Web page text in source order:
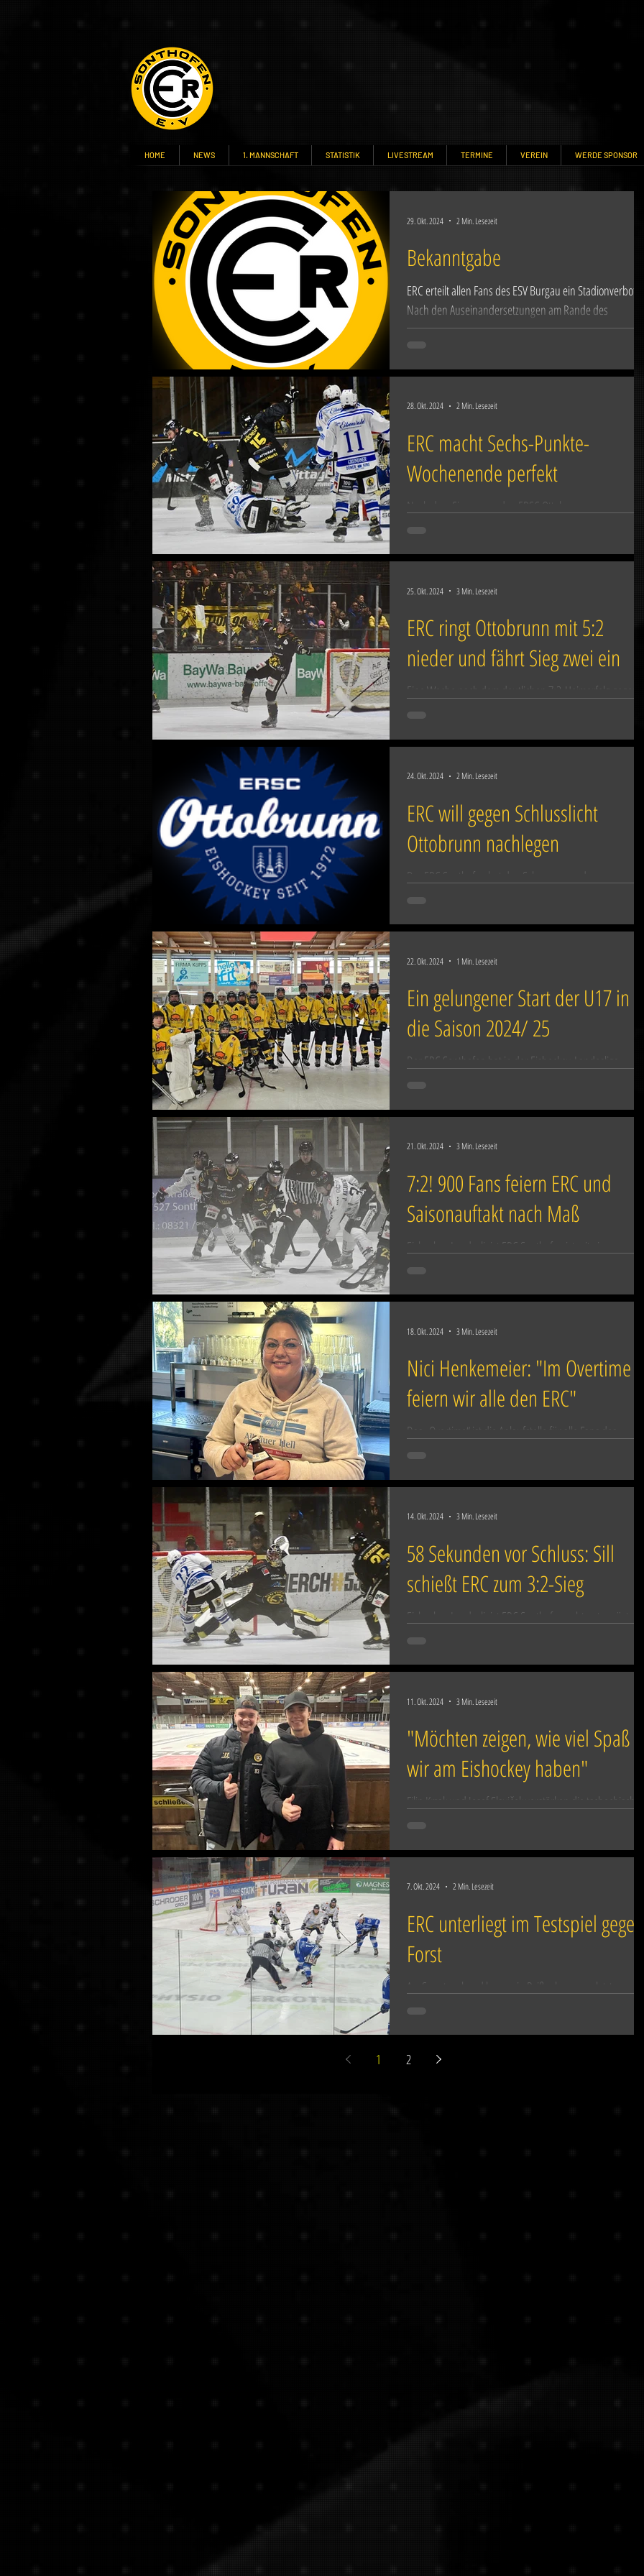
HOME NEWS 1. MANNSCHAFT STATISTIK LIVESTREAM TERMINE VEREIN WERDE SPONSOR
Bekanntgabe
ERC erteilt allen Fans des ESV Burgau ein Stadionverbot
Nach den Auseinandersetzungen am Rande des
Eishockeyspiels zwischen dem ERC...
29. Okt. 2024 2 Min. Lesezeit
ERC macht Sechs-Punkte-
Wochenende perfekt
Nach dem Sieg gegen den ERSC Ottobrunn am
28. Okt. 2024 2 Min. Lesezeit
ERC ringt Ottobrunn mit 5:2
nieder und fährt Sieg zwei ein
Eine Woche nach dem deutlichen 7:2-Heimerfolg gegen
25. Okt. 2024 3 Min. Lesezeit
ERC will gegen Schlusslicht
Ottobrunn nachlegen
Der ERC Sonthofen hat den Schwung aus der
24. Okt. 2024 2 Min. Lesezeit
Ein gelungener Start der U17 in
die Saison 2024/ 25
Der ERC Sonthofen hat in der Eishockey-Landesliga
22. Okt. 2024 1 Min. Lesezeit
7:2! 900 Fans feiern ERC und
Saisonauftakt nach Maß
Eishockey-Landesligist ERC Sonthofen ist mit einem
21. Okt. 2024 3 Min. Lesezeit
Nici Henkemeier: "Im Overtime
feiern wir alle den ERC"
Das „Overtime“ ist die Anlaufstelle für alle Fans des
18. Okt. 2024 3 Min. Lesezeit
58 Sekunden vor Schluss: Sill
schießt ERC zum 3:2-Sieg
Eishockey-Landesligist ERC Sonthofen geht gut gerüstet
14. Okt. 2024 3 Min. Lesezeit
"Möchten zeigen, wie viel Spaß
wir am Eishockey haben"
Filip Krzak und Josef Slaviček verstärken die tschechische
11. Okt. 2024 3 Min. Lesezeit
ERC unterliegt im Testspiel gegen
Forst
Am Sonntagabend kam es in Peißenberg zum letzten
7. Okt. 2024 2 Min. Lesezeit
1 2